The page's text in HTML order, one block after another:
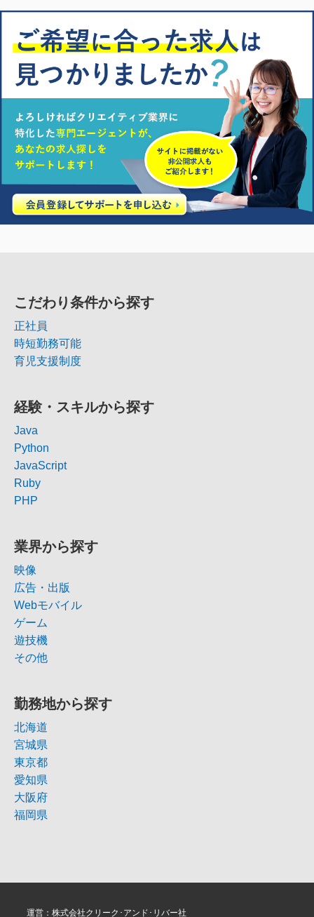
こだわり条件から探す
正社員
時短勤務可能
育児支援制度
経験・スキルから探す
Java
Python
JavaScript
Ruby
PHP
業界から探す
映像
広告・出版
Webモバイル
ゲーム
遊技機
その他
勤務地から探す
北海道
宮城県
東京都
愛知県
大阪府
福岡県
運営：株式会社クリーク･アンド･リバー社